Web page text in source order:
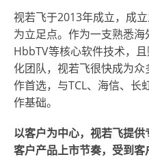
视若飞于2013年成立，成
为立足点。作为一支熟悉
HbbTV等核心软件技术，
化团队，视若飞很快成为
作首选，与TCL、海信、长
作基础。
以客户为中心，视若飞提
客户产品上市节奏，受到客